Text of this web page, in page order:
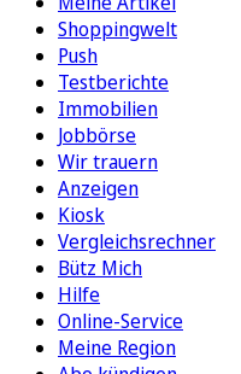
Shoppingwelt
Push
Testberichte
Immobilien
Jobbörse
Wir trauern
Anzeigen
Kiosk
Vergleichsrechner
Bütz Mich
Hilfe
Online-Service
Meine Region